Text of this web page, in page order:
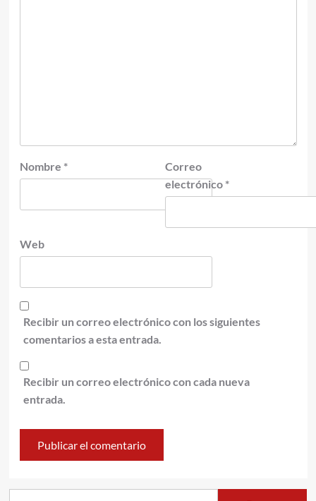
Nombre *
Correo
electrónico *
Web
Recibir un correo electrónico con los siguientes
comentarios a esta entrada.
Recibir un correo electrónico con cada nueva
entrada.